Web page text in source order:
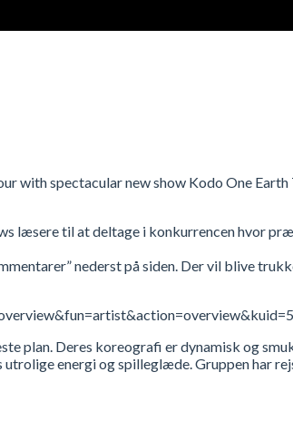
with spectacular new show Kodo One Earth
læsere til at deltage i konkurrencen hvor
nederst på siden. Der vil blive
plan. Deres koreografi er dynamisk og
energi og spilleglæde. Gruppen har